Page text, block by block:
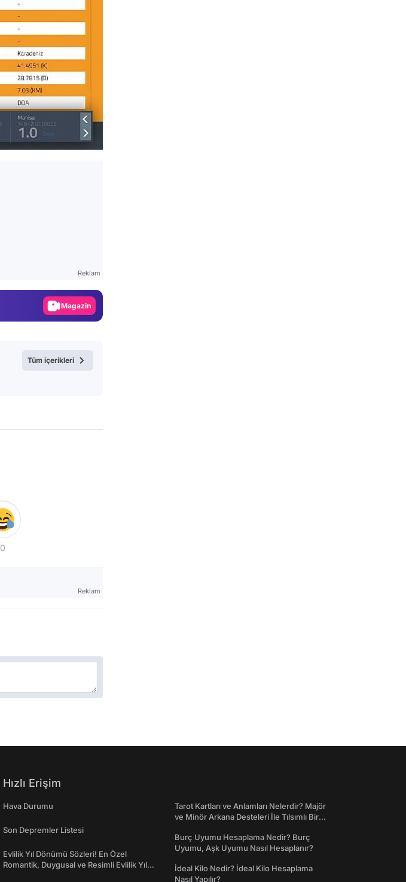
Reklam
Magazin
Tüm içerikleri
0
Reklam
Hızlı Erişim
Hava Durumu
Son Depremler Listesi
Evlilik Yıl Dönümü Sözleri! En Özel
Romantik, Duygusal ve Resimli Evlilik Yıl
Tarot Kartları ve Anlamları Nelerdir? Majör
ve Minör Arkana Desteleri İle Tılsımlı Bir
Burç Uyumu Hesaplama Nedir? Burç
Uyumu, Aşk Uyumu Nasıl Hesaplanır?
İdeal Kilo Nedir? İdeal Kilo Hesaplama
Nasıl Yapılır?